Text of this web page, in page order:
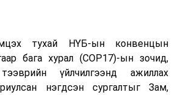
20 хэм дулаан
дуу цахилгаантай аадар
тухай НҮБ-ын конвенцын
бага хурал (COP17)-ын зочид,
үйлчилгээнд ажиллах
нэгдсэн сургалтыг Зам,